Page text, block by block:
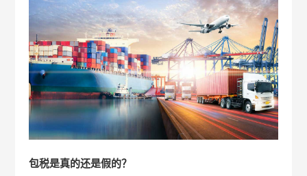
包税是真的还是假的？